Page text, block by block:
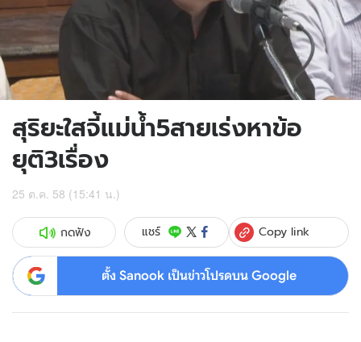
สุริยะใสจี้แม่น้ำ5สายเร่งหาข้อ
ยุติ3เรื่อง
25 ต.ค. 58 (15:41 น.)
กดฟัง แชร์ Copy link
ตั้ง Sanook เป็นข่าวโปรดบน Google